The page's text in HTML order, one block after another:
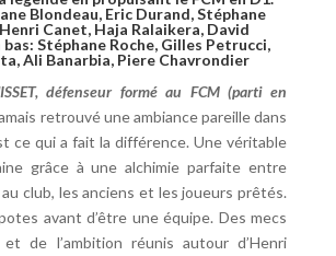
Blondeau, Eric Durand, Stéphane
Canet, Haja Ralaikera, David
bas: Stéphane Roche, Gilles Petrucci,
Ali Banarbia, Piere Chavrondier
défenseur formé au FCM (parti en
retrouvé une ambiance pareille dans
ce qui a fait la différence. Une véritable
grâce à une alchimie parfaite entre
club, les anciens et les joueurs prêtés.
avant d’être une équipe. Des mecs
de l’ambition réunis autour d’Henri